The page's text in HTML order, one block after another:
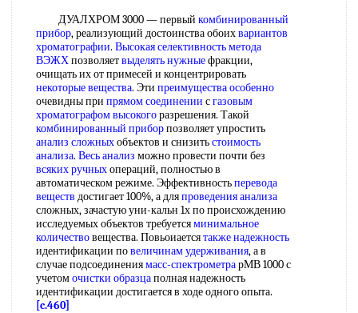
ДУАЛХРОМ 3000 — первый комбинированный
прибор, реализующий достоинства обоихвариантов
хроматографии. Высокая селективностьметода
ВЭЖХпозволяетвыделять нужныефракции,
очищать их от примесей и концентрировать
некоторые вещества. Эти преимущества особенно
очевидны при прямом соединении сгазовым
хроматографом высокогоразрешения. Такой
комбинированный приборпозволяет упростить
анализ сложныхобъектов и снизитьстоимость
анализа. Весь анализ можно провести почти без
всяких ручныхопераций, полностью в
автоматическом режиме. Эффективностьперевода
веществ достигает 100%, а дляпроведения анализа
сложных, зачастую уни-кальн 1х по происхождению
исследуемых объектов требуетсяминимальное
количествовещества. Повьоиаетсятакже надежность
идентификации повеличинам удерживания, а в
случае подсоединениямасс-спектрометрарМВ 1000 с
учетомочистки образцаполная надежность
идентификации достигается в ходе одного опыта.
[c.460]